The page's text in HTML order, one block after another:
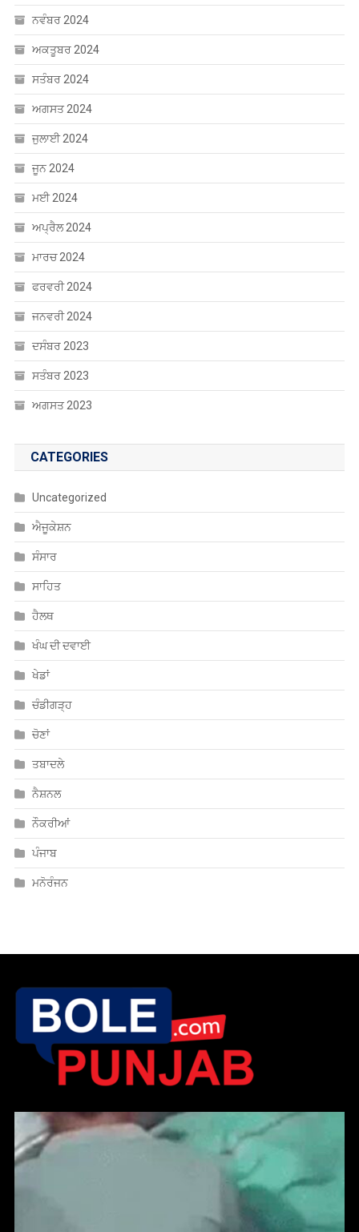
ਨਵੰਬਰ 2024
ਅਕਤੂਬਰ 2024
ਸਤੰਬਰ 2024
ਅਗਸਤ 2024
ਜੁਲਾਈ 2024
ਜੂਨ 2024
ਮਈ 2024
ਅਪ੍ਰੈਲ 2024
ਮਾਰਚ 2024
ਫਰਵਰੀ 2024
ਜਨਵਰੀ 2024
ਦਸੰਬਰ 2023
ਸਤੰਬਰ 2023
ਅਗਸਤ 2023
CATEGORIES
Uncategorized
ਐਜੂਕੇਸ਼ਨ
ਸੰਸਾਰ
ਸਾਹਿਤ
ਹੈਲਥ
ਖੰਘ ਦੀ ਦਵਾਈ
ਖੇਡਾਂ
ਚੰਡੀਗੜ੍ਹ
ਚੋਣਾਂ
ਤਬਾਦਲੇ
ਨੈਸ਼ਨਲ
ਨੌਕਰੀਆਂ
ਪੰਜਾਬ
ਮਨੋਰੰਜਨ